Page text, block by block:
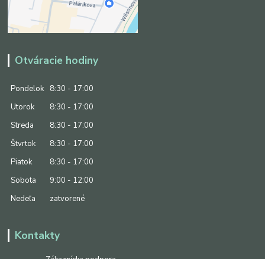
Otváracie hodiny
Pondelok
8:30 - 17:00
Utorok
8:30 - 17:00
Streda
8:30 - 17:00
Štvrtok
8:30 - 17:00
Piatok
8:30 - 17:00
Sobota
9:00 - 12:00
Nedeľa
zatvorené
Kontakty